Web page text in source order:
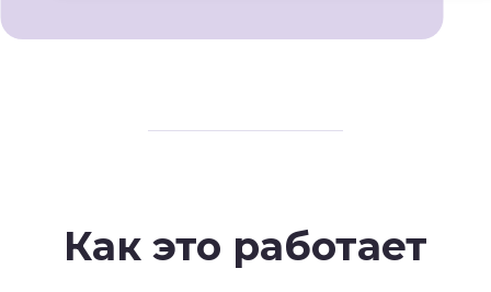
Как это работает